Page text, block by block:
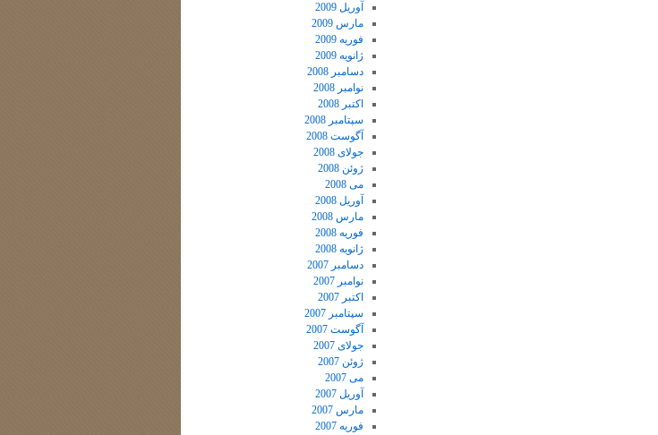
آوریل 2009
مارس 2009
فوریه 2009
ژانویه 2009
دسامبر 2008
نوامبر 2008
اکتبر 2008
سپتامبر 2008
آگوست 2008
جولای 2008
ژوئن 2008
می 2008
آوریل 2008
مارس 2008
فوریه 2008
ژانویه 2008
دسامبر 2007
نوامبر 2007
اکتبر 2007
سپتامبر 2007
آگوست 2007
جولای 2007
ژوئن 2007
می 2007
آوریل 2007
مارس 2007
فوریه 2007